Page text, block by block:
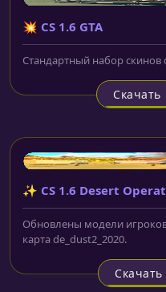
💥 CS 1.6 GTA
Стандартный набор
Скачать
✨ CS 1.6 Desert
Обновлены модели
карта de_dust2_2020.
Скачать